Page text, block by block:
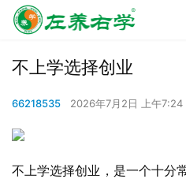
不上学选择创业
66218535 2026年7月2日 上午7:24
不上学选择创业，是一个十分